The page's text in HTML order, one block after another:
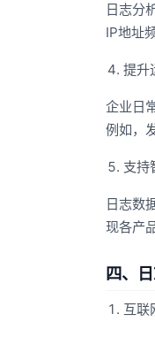
日志分
IP地址
提升
企业日
例如，
支持
日志数
现各产
四、
互联